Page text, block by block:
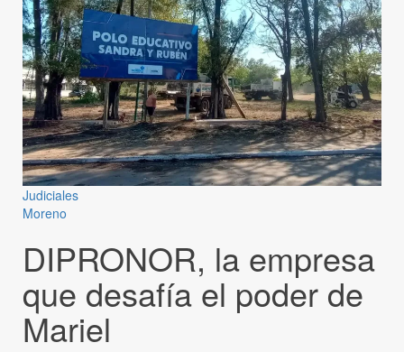
Judiciales
Moreno
DIPRONOR, la empresa
que desafía el poder de
Mariel